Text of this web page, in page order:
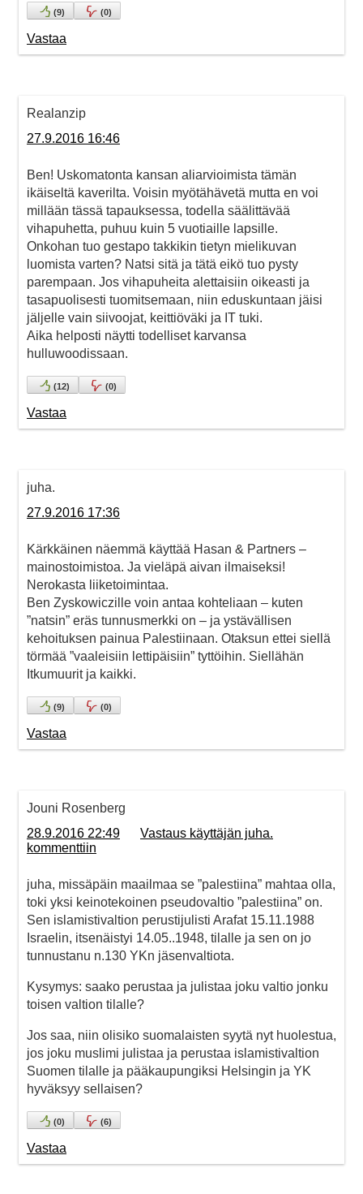
(9) (0)
Vastaa
Realanzip
27.9.2016 16:46
Ben! Uskomatonta kansan aliarvioimista tämän
ikäiseltä kaverilta. Voisin myötähävetä mutta en voi
millään tässä tapauksessa, todella säälittävää
vihapuhetta, puhuu kuin 5 vuotiaille lapsille.
Onkohan tuo gestapo takkikin tietyn mielikuvan
luomista varten? Natsi sitä ja tätä eikö tuo pysty
parempaan. Jos vihapuheita alettaisiin oikeasti ja
tasapuolisesti tuomitsemaan, niin eduskuntaan jäisi
jäljelle vain siivoojat, keittiöväki ja IT tuki.
Aika helposti näytti todelliset karvansa
hulluwoodissaan.
(12) (0)
Vastaa
juha.
27.9.2016 17:36
Kärkkäinen näemmä käyttää Hasan & Partners –
mainostoimistoa. Ja vieläpä aivan ilmaiseksi!
Nerokasta liiketoimintaa.
Ben Zyskowiczille voin antaa kohteliaan – kuten
”natsin” eräs tunnusmerkki on – ja ystävällisen
kehoituksen painua Palestiinaan. Otaksun ettei siellä
törmää ”vaaleisiin lettipäisiin” tyttöihin. Siellähän
Itkumuurit ja kaikki.
(9) (0)
Vastaa
Jouni Rosenberg
28.9.2016 22:49
Vastaus käyttäjän juha.
kommenttiin
juha, missäpäin maailmaa se ”palestiina” mahtaa olla,
toki yksi keinotekoinen pseudovaltio ”palestiina” on.
Sen islamistivaltion perustijulisti Arafat 15.11.1988
Israelin, itsenäistyi 14.05..1948, tilalle ja sen on jo
tunnustanu n.130 YKn jäsenvaltiota.
Kysymys: saako perustaa ja julistaa joku valtio jonku
toisen valtion tilalle?
Jos saa, niin olisiko suomalaisten syytä nyt huolestua,
jos joku muslimi julistaa ja perustaa islamistivaltion
Suomen tilalle ja pääkaupungiksi Helsingin ja YK
hyväksyy sellaisen?
(0) (6)
Vastaa